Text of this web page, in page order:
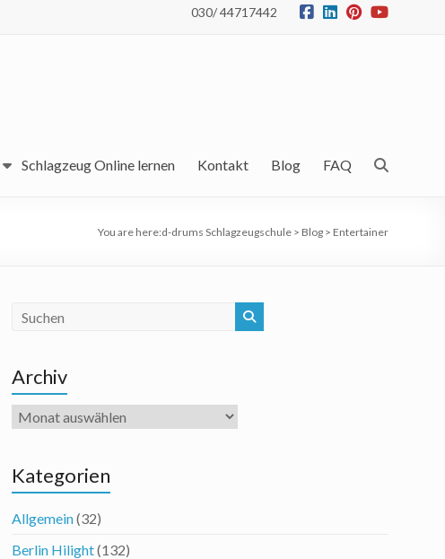
030/ 44717442
Schlagzeug Online lernen Kontakt Blog FAQ
You are here:d-drums Schlagzeugschule > Blog > Entertainer
Archiv
Archiv
Kategorien
Allgemein(32)
Berlin Hilight(132)